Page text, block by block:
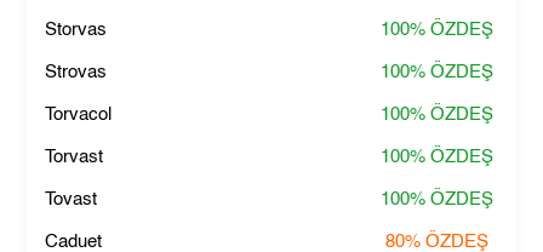
Storvas 100% ÖZDEŞ
Strovas 100% ÖZDEŞ
Torvacol 100% ÖZDEŞ
Torvast 100% ÖZDEŞ
Tovast 100% ÖZDEŞ
Caduet 80% ÖZDEŞ